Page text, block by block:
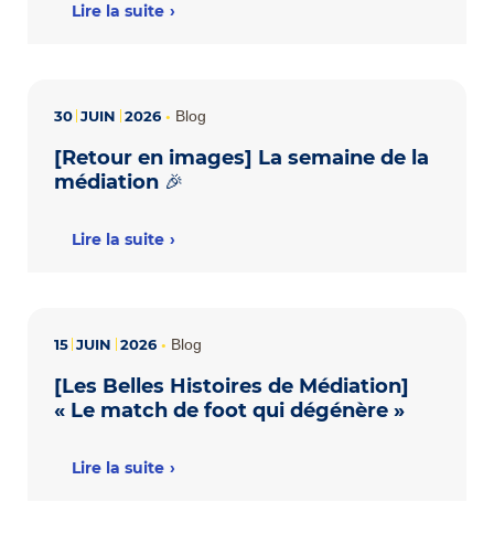
Lire la suite
30 JUIN 2026• Blog
[Retour en images] La semaine de la
médiation 🎉
Lire la suite
15 JUIN 2026• Blog
[Les Belles Histoires de Médiation]
« Le match de foot qui dégénère »
Lire la suite